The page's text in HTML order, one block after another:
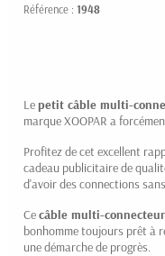
Référence : 1948
Lepetit câble multi-
marque XOOPAR a
Profitez de cet excellent
cadeau publicitaire de
d'avoir des connections
Cecâble multi-
bonhomme toujours prêt à
une démarche de progrès.